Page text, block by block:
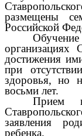
размещены
Российской
организациях
достижения
при
здоровья, но
восьми лет.
Прием в
заявления
ребенка.